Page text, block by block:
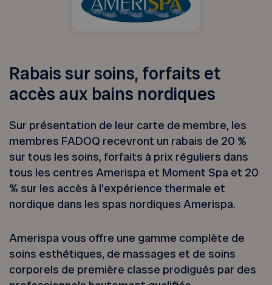
Rabais sur soins, forfaits et
accès aux bains nordiques
Sur présentation de leur carte de membre, les
membres FADOQ recevront un rabais de 20 %
sur tous les soins, forfaits à prix réguliers dans
tous les centres Amerispa et Moment Spa et 20
% sur les accès à l’expérience thermale et
nordique dans les spas nordiques Amerispa.
Amerispa vous offre une gamme complète de
soins esthétiques, de massages et de soins
corporels de première classe prodigués par des